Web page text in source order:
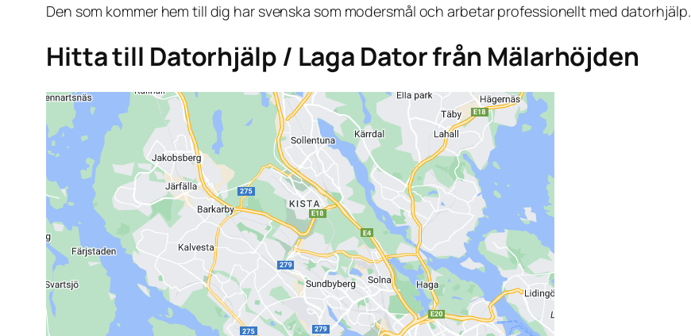
Den som kommer hem till dig har svenska som modersmål och arbetar professionellt med datorhjälp.
Hitta till Datorhjälp / Laga Dator från Mälarhöjden